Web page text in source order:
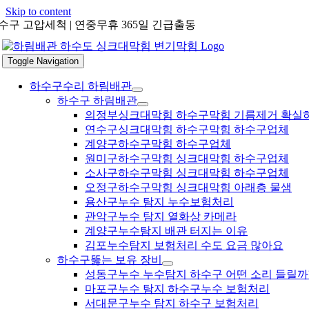
Skip to content
구 고압세척 | 연중무휴 365일 긴급출동
Toggle Navigation
하수구수리 하림배관
하수구 하림배관
의정부싱크대막힘 하수구막힘 기름제거 확실
연수구싱크대막힘 하수구막힘 하수구업체
계양구하수구막힘 하수구업체
원미구하수구막힘 싱크대막힘 하수구업체
소사구하수구막힘 싱크대막힘 하수구업체
오정구하수구막힘 싱크대막힘 아래층 물샘
용산구누수 탐지 누수보험처리
관악구누수 탐지 열화상 카메라
계양구누수탐지 배관 터지는 이유
김포누수탐지 보험처리 수도 요금 많아요
하수구뚫는 보유 장비
성동구누수 누수탐지 하수구 어떤 소리 들릴까
마포구누수 탐지 하수구누수 보험처리
서대문구누수 탐지 하수구 보험처리